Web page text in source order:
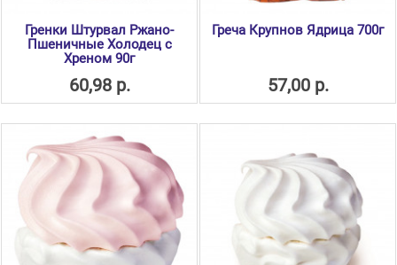
Гренки Штурвал Ржано-
Пшеничные Холодец с
Хреном 90г
60,98 р.
Греча Крупнов Ядрица 700г
57,00 р.